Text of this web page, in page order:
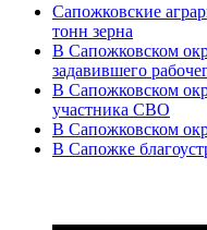
Сапожковские
тонн зерна
В Сапожковском
задавившего
В Сапожковском
участника СВО
В Сапожковском
В Сапожке